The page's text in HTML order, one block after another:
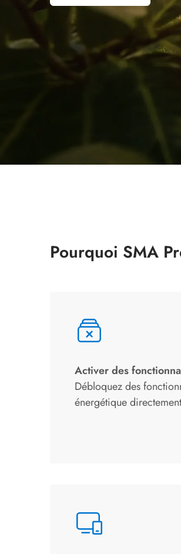
Pourquoi SMA
Activer des
Débloquez des
énergétique